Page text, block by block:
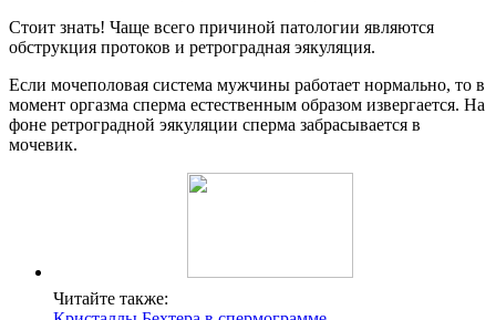
Стоит знать! Чаще всего причиной патологии являются
обструкция протоков и ретроградная эякуляция.
Если мочеполовая система мужчины работает нормально, то в
момент оргазма сперма естественным образом извергается. На
фоне ретроградной эякуляции сперма забрасывается в
мочевик.
Читайте также: